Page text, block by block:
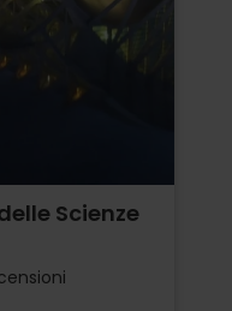
Scienze